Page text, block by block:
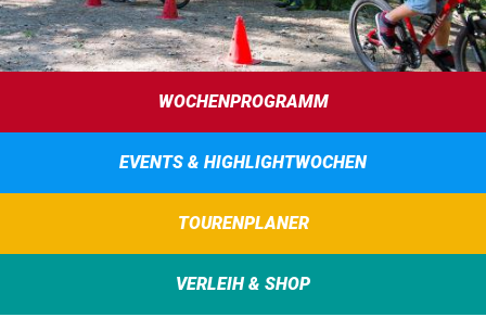
WOCHENPROGRAMM
EVENTS & HIGHLIGHTWOCHEN
TOURENPLANER
VERLEIH & SHOP